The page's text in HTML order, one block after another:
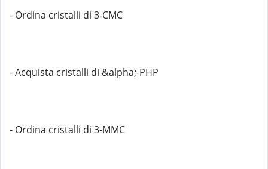
- Ordina cristalli di 3-CMC
- Acquista cristalli di &alpha;-PHP
- Ordina cristalli di 3-MMC